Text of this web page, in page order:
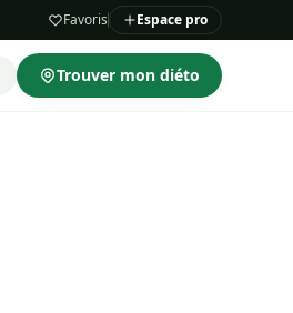
Favoris Espace pro
Trouver mon diéto